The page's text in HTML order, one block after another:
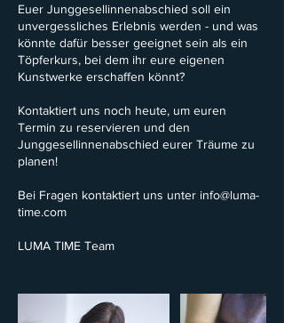
Euer Junggesellinnenabschied soll ein
unvergessliches Erlebnis werden - und was
könnte dafür besser geeignet sein als ein
Töpferkurs, bei dem ihr eure eigenen
Kunstwerke erschaffen könnt?
Kontaktiert uns noch heute, um euren
Termin zu reservieren und den
Junggesellinnenabschied eurer Träume zu
planen!
Bei Fragen kontaktiert uns unter info@luma-
time.com
LUMA TIME Team